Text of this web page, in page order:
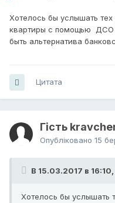
Хотелось бы услышать тех
квартиры с помощью ДСО
быть альтернатива
Цитата
Гість
Опубліковано 15
В 15.03.2017 в 16:10,
Хотелось бы услышать